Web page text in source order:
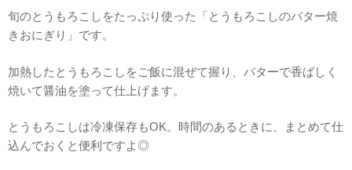
旬のとうもろこしをたっぷり使った「とうもろこしのバター焼
きおにぎり」です。
加熱したとうもろこしをご飯に混ぜて握り、バターで香ばしく
焼いて醤油を塗って仕上げます。
とうもろこしは冷凍保存もOK。時間のあるときに、まとめて仕
込んでおくと便利ですよ◎